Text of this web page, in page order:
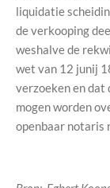
liquidatie
de verkooping
weshalve de
wet van 12 junij
verzoeken en dat
mogen worden
openbaar notaris